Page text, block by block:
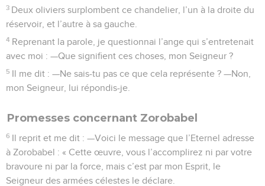
3 Deux oliviers surplombent ce chandelier, l’un à la droite du
réservoir, et l’autre à sa gauche.
4 Reprenant la parole, je questionnai l’ange qui s’entretenait
avec moi : —Que signifient ces choses, mon Seigneur ?
5 Il me dit : —Ne sais-tu pas ce que cela représente ? —Non,
mon Seigneur, lui répondis-je.
Promesses concernant Zorobabel
6 Il reprit et me dit : —Voici le message que l’Eternel adresse
à Zorobabel : « Cette œuvre, vous l’accomplirez ni par votre
bravoure ni par la force, mais c’est par mon Esprit, le
Seigneur des armées célestes le déclare.